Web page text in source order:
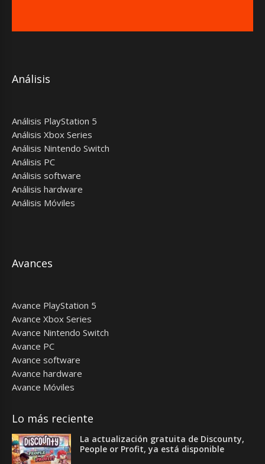
Análisis
Análisis PlayStation 5
Análisis Xbox Series
Análisis Nintendo Switch
Análisis PC
Análisis software
Análisis hardware
Análisis Móviles
Avances
Avance PlayStation 5
Avance Xbox Series
Avance Nintendo Switch
Avance PC
Avance software
Avance hardware
Avance Móviles
Lo más reciente
La actualización gratuita de Discounty,
People or Profit, ya está disponible